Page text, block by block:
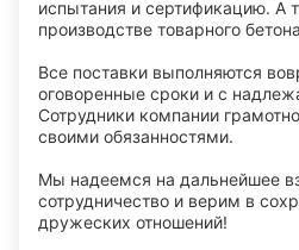
испытания и сертификацию. А
производстве товарного
Все поставки выполняются
оговоренные сроки и с
Сотрудники компании
своими обязанностями.
Мы надеемся на дальнейшее
сотрудничество и верим в
дружеских отношений!